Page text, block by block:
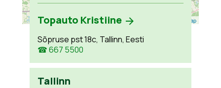
Leaflet OpenStreetMap
Topauto Kristiine
Sõpruse pst 18c, Tallinn, Eesti
☎ 667 5500
Tallinn